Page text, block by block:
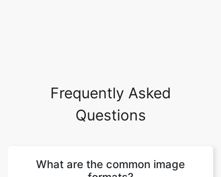
What are the common image
there. Some image types such a TIFF are